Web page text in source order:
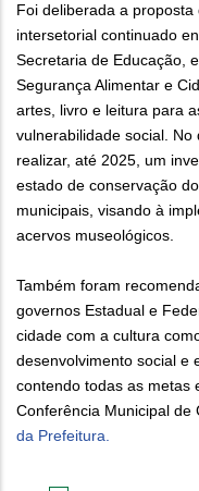
Foi deliberada a
intersetorial continuado
Secretaria de Educação,
Segurança Alimentar e
artes, livro e leitura para
vulnerabilidade social.
realizar, até 2025, um
estado de conservação
municipais, visando à
acervos museológicos.
Também foram
governos Estadual e
cidade com a cultura
desenvolvimento social e
contendo todas as metas
Conferência Municipal de
da Prefeitura.